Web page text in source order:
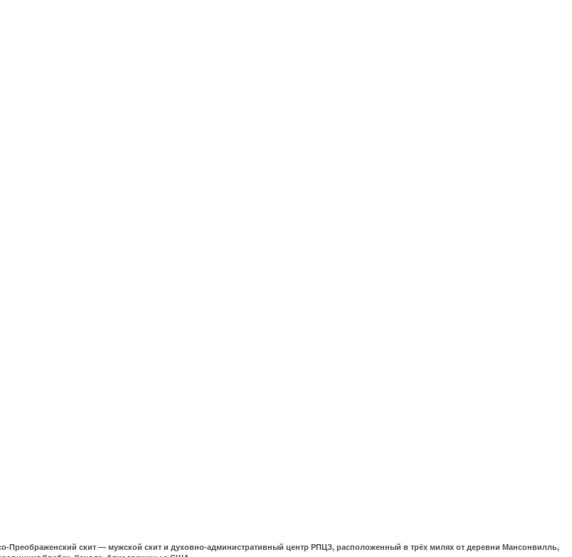
Преображенский скит — мужской скит и духовно-административный центр РПЦЗ, расположенный в трёх милях от деревни Мансонвилль,